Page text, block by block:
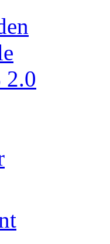
2.0